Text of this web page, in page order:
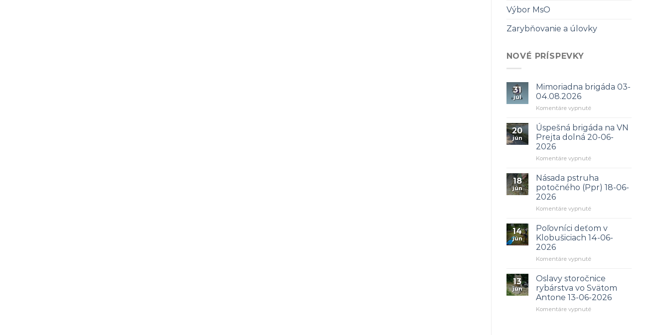
Výbor MsO
Zarybňovanie a úlovky
NOVÉ PRÍSPEVKY
31
júl
Mimoriadna brigáda 03-
04.08.2026
Komentáre vypnuténa
brigáda
03-
04.08.2026
20
jún
Úspešná brigáda na VN
Prejta dolná 20-06-
2026
Komentáre vypnuténa
na
VN
dolná
06-
2026
18
jún
Násada pstruha
potočného (Ppr) 18-06-
2026
Komentáre vypnuténa
potočného
(Ppr)
06-
14
jún
Poľovníci deťom v
Klobušiciach 14-06-
2026
Komentáre vypnuténa
deťom
v
Klobušiciach
14-
06-
13
jún
Oslavy storočnice
rybárstva vo Svätom
Antone 13-06-2026
Komentáre vypnuténa